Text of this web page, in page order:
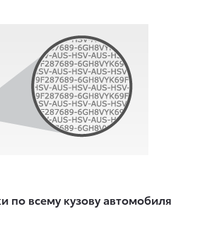
по всему кузову автомобиля